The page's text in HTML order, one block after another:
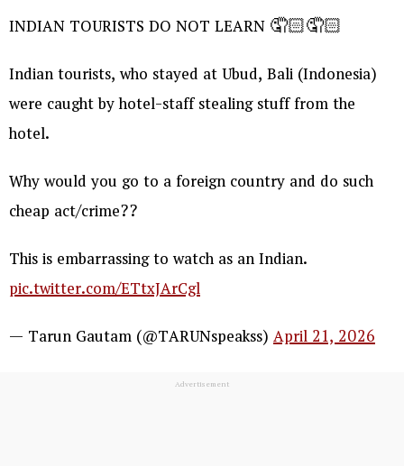
INDIAN TOURISTS DO NOT LEARN 🤦🏻🤦🏻
Indian tourists, who stayed at Ubud, Bali (Indonesia)
were caught by hotel-staff stealing stuff from the
hotel.
Why would you go to a foreign country and do such
cheap act/crime??
This is embarrassing to watch as an Indian.
pic.twitter.com/ETtxJArCgl
— Tarun Gautam (@TARUNspeakss)April 21, 2026